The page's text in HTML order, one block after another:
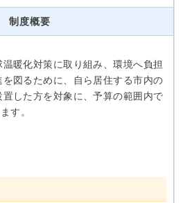
制度概要
暖化対策に取り組み、環境へ負担
図るために、自ら居住する市内の
した方を対象に、予算の範囲内で
す。